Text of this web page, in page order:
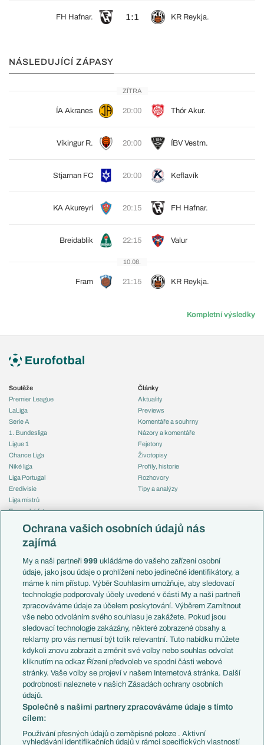
FH Hafnar. 1:1 KR Reykja.
NÁSLEDUJÍCÍ ZÁPASY
ZÍTRA
ÍA Akranes 20:00 Thór Akur.
Víkingur R. 20:00 ÍBV Vestm.
Stjarnan FC 20:00 Keflavík
KA Akureyri 20:15 FH Hafnar.
Breidablik 22:15 Valur
10.08.
Fram 21:15 KR Reykja.
Kompletní výsledky
Soutěže
Premier League
LaLiga
Serie A
1. Bundesliga
Ligue 1
Chance Liga
Niké liga
Liga Portugal
Eredivisie
Liga mistrů
Evropská liga
Mistrovství světa
Liga národů
Témata
Představení týmů MS
EuroSkauting
PL v kostce
Evropské koeficienty
Přestupy
Přestupové spekulace
Zranění
Kluby
Arsenal FC
Chelsea FC
Manchester United
AC Milán
Juventus FC
Bayern Mnichov
Články
Aktuality
Previews
Komentáře a souhrny
Názory a komentáře
Fejetony
Životopisy
Profily, historie
Rozhovory
Tipy a analýzy
Česko
Francie
Itálie
Německo
Španělsko
Argentina
Brazílie
Přestupy
Zápasy
Livescore
Tipovací soutěž
Ochrana vašich osobních údajů nás
zajímá
My a naši partneři999 ukládáme do vašeho zařízení osobní
údaje, jako jsou údaje o prohlížení nebo jedinečné identifikátory, a
máme k nim přístup. Výběr Souhlasím umožňuje, aby sledovací
technologie podporovaly účely uvedené v části My a naši partneři
zpracováváme údaje za účelem poskytování. Výběrem Zamítnout
vše nebo odvoláním svého souhlasu je zakážete. Pokud jsou
sledovací technologie zakázány, některé zobrazené obsahy a
reklamy pro vás nemusí být tolik relevantní. Tuto nabídku můžete
kdykoli znovu zobrazit a změnit své volby nebo souhlas odvolat
kliknutím na odkaz Řízení předvoleb ve spodní části webové
stránky. Vaše volby se projeví v našem Internetová stránka. Další
podrobnosti naleznete v našich Zásadách ochrany osobních
údajů.
Společně s našimi partnery zpracováváme údaje s tímto
cílem:
Používání přesných údajů o zeměpisné poloze . Aktivní
vyhledávání identifikačních údajů v rámci specifických vlastností